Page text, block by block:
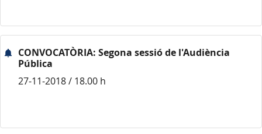
CONVOCATÒRIA: Segona sessió de l'Audiència
Pública
27-11-2018 / 18.00 h